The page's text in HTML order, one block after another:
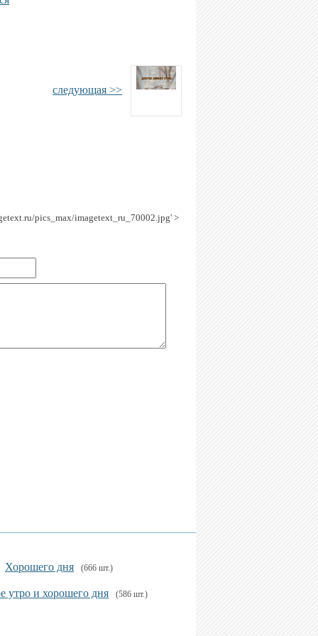
следующая >>
pics_max/imagetext_ru_70002.jpg' >
Хорошего дня (666 шт.)
утро и хорошего дня (586 шт.)